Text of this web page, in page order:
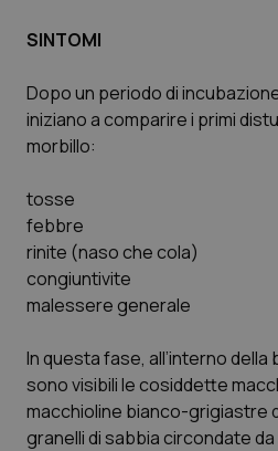
Valle D’Aosta
Veneto
Oncodermatologia
Oncoematologia
Oncologia & Nutrizione
Psoriasi & pelle
Quotidiano Cardiologia
Quotidiano Chirurgia
Quotidiano Oncologia
SINTOMI
Dopo un periodo di
iniziano a comparire i primi
morbillo:
tosse
febbre
rinite (naso che cola)
congiuntivite
malessere generale
In questa fase, all’interno
sono visibili le cosiddette
macchioline bianco-grigiastre
granelli di sabbia circondate